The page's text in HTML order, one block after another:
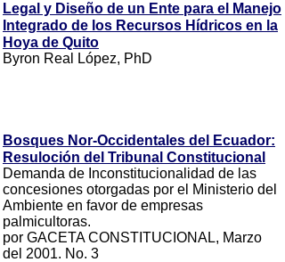
Bosques Nor-Occidentales del Ecuador:
Resuloción del Tribunal Constitucional
Demanda de Inconstitucionalidad de las
concesiones otorgadas por el Ministerio del
Ambiente en favor de empresas
palmicultoras.
por GACETA CONSTITUCIONAL, Marzo
del 2001. No. 3
Legal y Diseño de un Ente para el Manejo
Integrado de los Recursos Hídricos en la
Hoya de Quito
Byron Real López, PhD